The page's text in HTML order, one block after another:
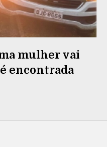
mulher vai
encontrada